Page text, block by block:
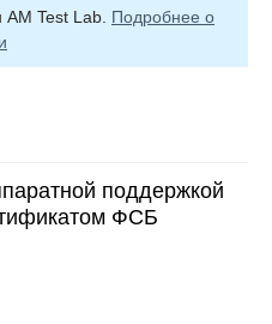
Test Lab. Подробнее о
поддержкой
ФСБ